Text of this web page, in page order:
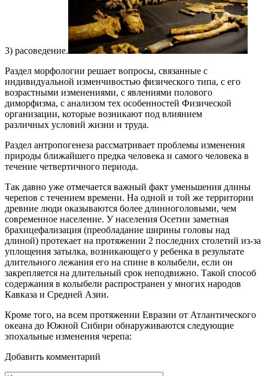
3) расоведение.
Раздел морфологии решает вопросы, связанные с
индивидуальной изменчивостью физического типа, с его
возрастными изменениями, с явлениями полового
диморфизма, с анализом тех особенностей Физической
организации, которые возникают под влиянием
различных условий жизни и труда.
Раздел антропогенеза рассматривает проблемы изменения
природы ближайшего предка человека и самого человека в
течение четвертичного периода.
Так давно уже отмечается важный факт уменьшения длины
черепов с течением времени. На одной и той же территории
древние люди оказываются более длинноголовыми, чем
современное население. У населения Осетии заметная
брахицефализация (преобладание ширины головы над
длиной) протекает на протяжении 2 последних столетий из-за
уплощения затылка, возникающего у ребенка в результате
длительного лежания его на спине в колыбели, если он
закрепляется на длительный срок неподвижно. Такой способ
содержания в колыбели распространен у многих народов
Кавказа и Средней Азии.
Кроме того, на всем протяжении Евразии от Атлантического
океана до Южной Сибири обнаруживаются следующие
эпохальные изменения черепа:
Добавить комментарий